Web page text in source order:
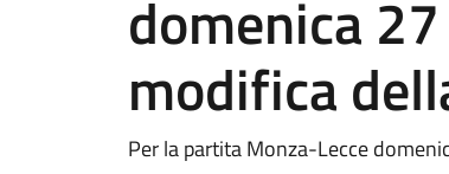
domenica
modifica
Per la partita Monza-Lecce